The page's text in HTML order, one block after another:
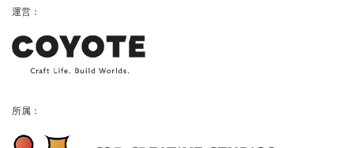
運営：
所属：